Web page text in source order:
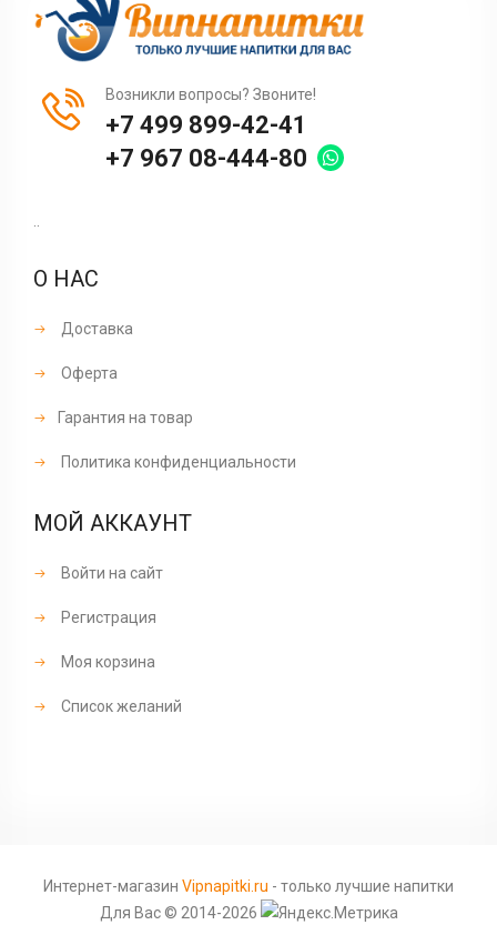
Возникли вопросы? Звоните!
+7 499 899-42-41
+7 967 08-444-80
..
О НАС
Доставка
Оферта
Гарантия на товар
Политика конфиденциальности
МОЙ АККАУНТ
Войти на сайт
Регистрация
Моя корзина
Список желаний
Интернет-магазин Vipnapitki.ru - только лучшие напитки
Для Вас © 2014-2026